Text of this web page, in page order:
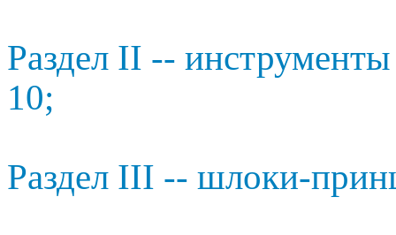
Раздел II --
10;
Раздел III -- шлоки-